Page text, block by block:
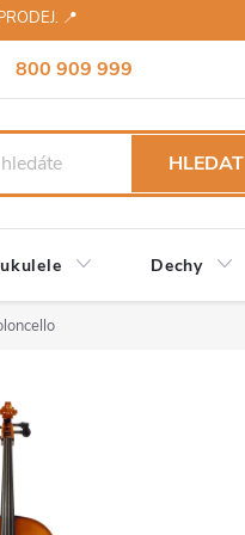
📍
800 909 999
Reklamace
HLEDAT
Dechy